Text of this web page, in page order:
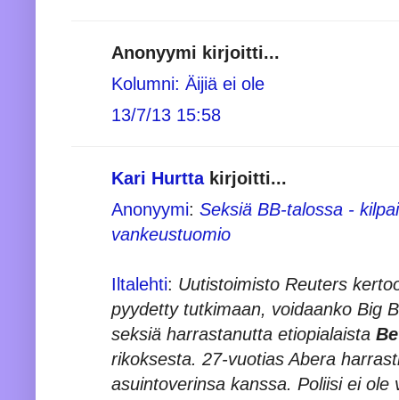
Anonyymi kirjoitti...
Kolumni: Äijiä ei ole
13/7/13 15:58
Kari Hurttakirjoitti...
Anonyymi: Seksiä BB-talossa -
vankeustuomio
Iltalehti: Uutistoimisto Reuters
pyydetty tutkimaan, voidaanko Big
seksiä harrastanutta etiopialaista
rikoksesta. 27-vuotias Abera
asuintoverinsa kanssa. Poliisi ei ole